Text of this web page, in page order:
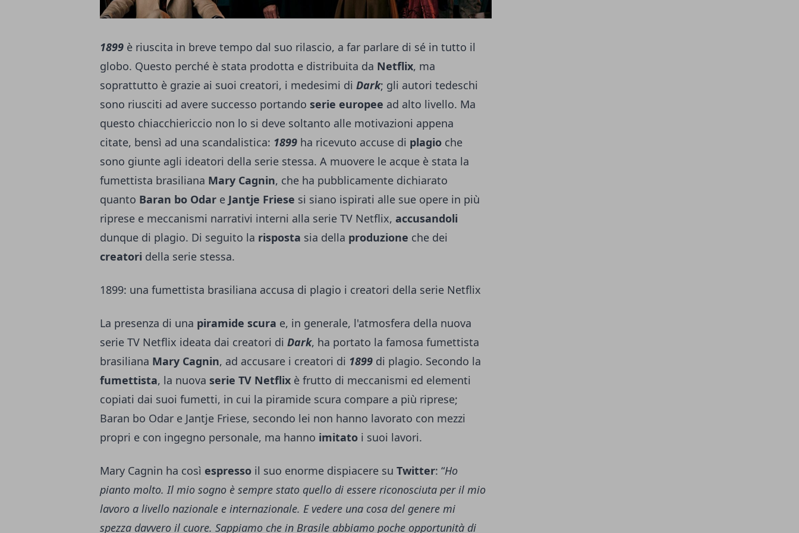
1899 è riuscita in breve tempo dal suo rilascio, a far parlare di sé in tutto il
globo. Questo perché è stata prodotta e distribuita da Netflix, ma
soprattutto è grazie ai suoi creatori, i medesimi di Dark; gli autori tedeschi
sono riusciti ad avere successo portando serie europee ad alto livello. Ma
questo chiacchiericcio non lo si deve soltanto alle motivazioni appena
citate, bensì ad una scandalistica: 1899 ha ricevuto accuse di plagio che
sono giunte agli ideatori della serie stessa. A muovere le acque è stata la
fumettista brasiliana Mary Cagnin, che ha pubblicamente dichiarato
quanto Baran bo Odar e Jantje Friese si siano ispirati alle sue opere in più
riprese e meccanismi narrativi interni alla serie TV Netflix, accusandoli
dunque di plagio. Di seguito la risposta sia della produzione che dei
creatori della serie stessa.
1899: una fumettista brasiliana accusa di plagio i creatori della serie Netflix
La presenza di una piramide scura e, in generale, l'atmosfera della nuova
serie TV Netflix ideata dai creatori di Dark, ha portato la famosa fumettista
brasiliana Mary Cagnin, ad accusare i creatori di 1899 di plagio. Secondo la
fumettista, la nuova serie TV Netflix è frutto di meccanismi ed elementi
copiati dai suoi fumetti, in cui la piramide scura compare a più riprese;
Baran bo Odar e Jantje Friese, secondo lei non hanno lavorato con mezzi
propri e con ingegno personale, ma hanno imitato i suoi lavori.
Mary Cagnin ha così espresso il suo enorme dispiacere su Twitter: “Ho
pianto molto. Il mio sogno è sempre stato quello di essere riconosciuta per il mio
lavoro a livello nazionale e internazionale. E vedere una cosa del genere mi
spezza davvero il cuore. Sappiamo che in Brasile abbiamo poche opportunità di